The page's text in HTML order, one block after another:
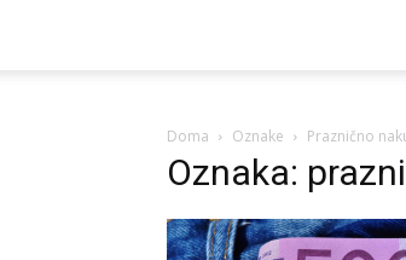
Doma Oznake Praznično
Oznaka: